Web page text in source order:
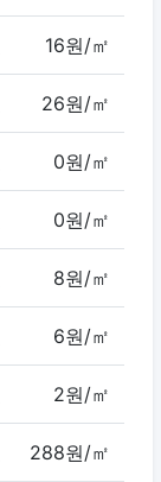
16원/㎡
26원/㎡
0원/㎡
0원/㎡
8원/㎡
6원/㎡
2원/㎡
288원/㎡